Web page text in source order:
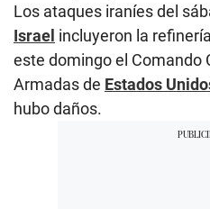
Los ataques iraníes del
Israel incluyeron la
este domingo el Comando
Armadas de Estados
hubo daños.